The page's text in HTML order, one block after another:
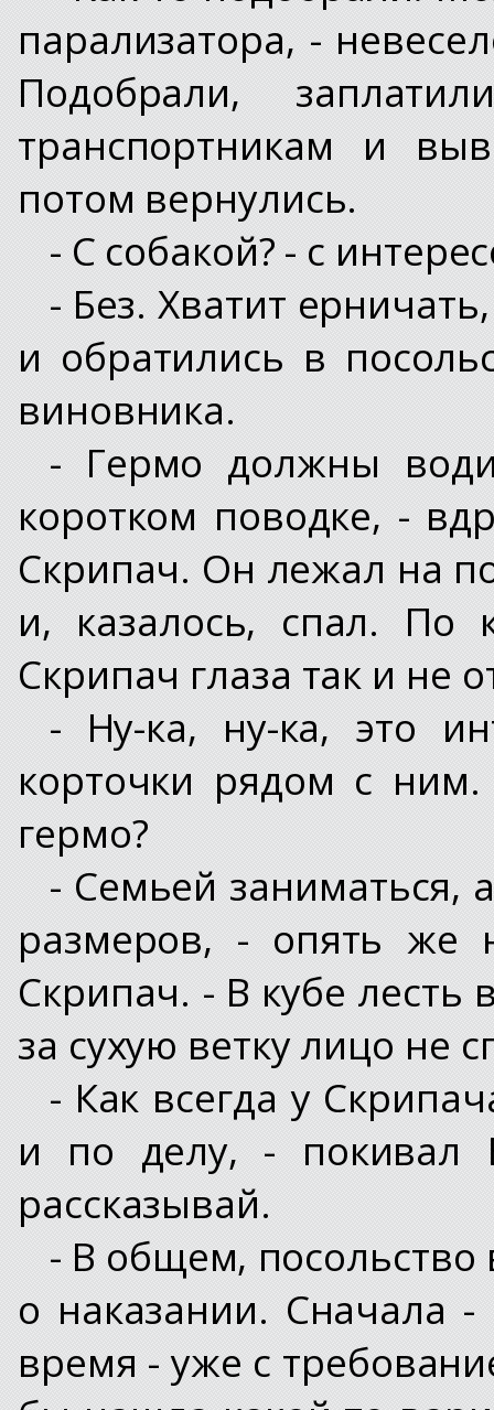
парализатора, -
Подобрали,
транспортникам и
потом вернулись.
- С собакой? - с
- Без. Хватит
и обратились в
виновника.
- Гермо должны
коротком поводке, -
Скрипач. Он лежал на
и, казалось, спал. По
Скрипач глаза так и не
- Ну-ка, ну-ка, это
корточки рядом с
гермо?
- Семьей заниматься,
размеров, - опять же
Скрипач. - В кубе лесть
за сухую ветку лицо не
- Как всегда у
и по делу, - покивал
рассказывай.
- В общем, посольство
о наказании. Сначала -
время - уже с